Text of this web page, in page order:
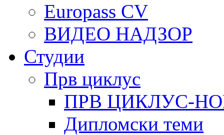
Europass CV
ВИДЕО НАДЗОР
Студии
Прв циклус
ПРВ ЦИКЛУС-
Дипломски теми